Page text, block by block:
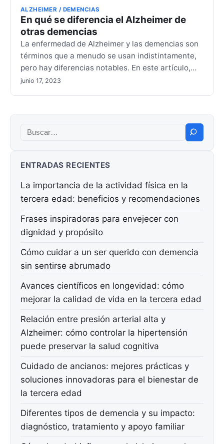
ALZHEIMER / DEMENCIAS
En qué se diferencia el Alzheimer de
otras demencias
La enfermedad de Alzheimer y las demencias son
términos que a menudo se usan indistintamente,
pero hay diferencias notables. En este artículo,…
junio 17, 2023
Buscar:
ENTRADAS RECIENTES
La importancia de la actividad física en la
tercera edad: beneficios y recomendaciones
Frases inspiradoras para envejecer con
dignidad y propósito
Cómo cuidar a un ser querido con demencia
sin sentirse abrumado
Avances científicos en longevidad: cómo
mejorar la calidad de vida en la tercera edad
Relación entre presión arterial alta y
Alzheimer: cómo controlar la hipertensión
puede preservar la salud cognitiva
Cuidado de ancianos: mejores prácticas y
soluciones innovadoras para el bienestar de
la tercera edad
Diferentes tipos de demencia y su impacto:
diagnóstico, tratamiento y apoyo familiar